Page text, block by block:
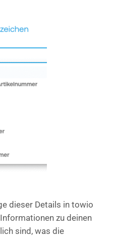
dieser Details in towio
zu deinen
sind, was die